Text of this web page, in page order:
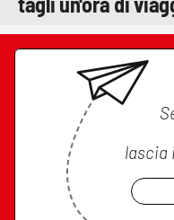
lascia